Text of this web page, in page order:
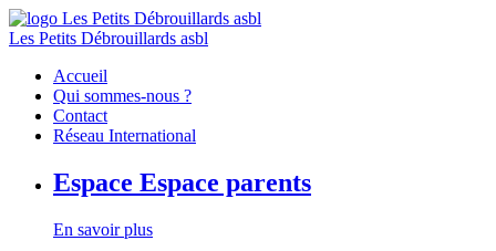
Les Petits Débrouillards asbl
Accueil
Qui sommes-nous ?
Contact
Réseau International
Espace Espace parents
En savoir plus